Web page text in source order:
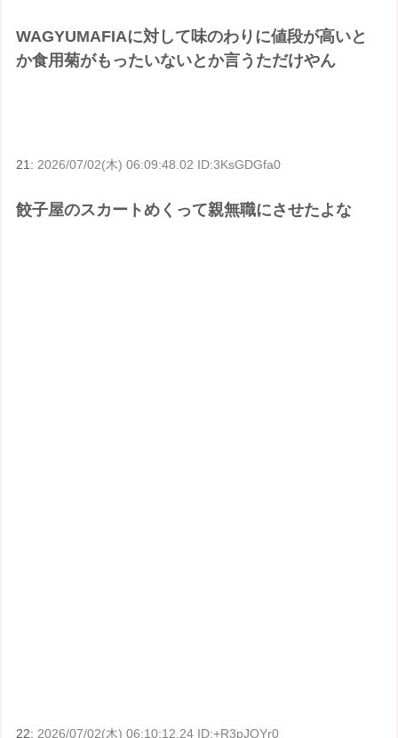
WAGYUMAFIAに対して味のわりに値段が高いと
か食用菊がもったいないとか言うただけやん
21: 2026/07/02(木) 06:09:48.02 ID:3KsGDGfa0
餃子屋のスカートめくって親無職にさせたよな
22: 2026/07/02(木) 06:10:12.24 ID:+R3pJQYr0